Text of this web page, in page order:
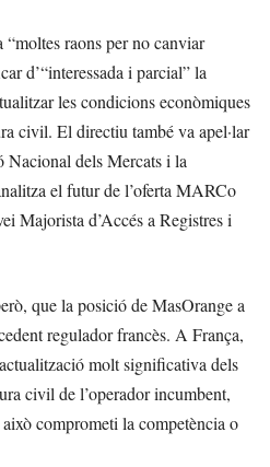
“moltes raons per no canviar
d’“interessada i parcial” la
les condicions econòmiques
civil. El directiu també va apel·lar
Nacional dels Mercats i la
el futur de l’oferta MARCo
Majorista d’Accés a Registres i
que la posició de MasOrange a
regulador francès. A França,
molt significativa dels
civil de l’operador incumbent,
comprometi la competència o